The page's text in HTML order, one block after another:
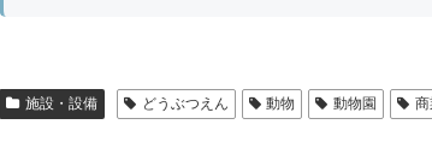
施設・設備 どうぶつえん 動物 動物園 商